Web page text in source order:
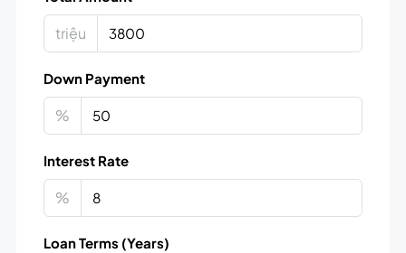
triệu
Down Payment
%
Interest Rate
%
Loan Terms (Years)